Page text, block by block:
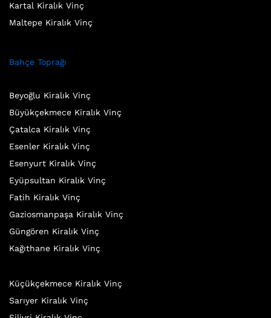
Kartal Kiralık Vinç
Maltepe Kiralık Vinç
Bahçe Toprağı
Beyoğlu Kiralık Vinç
Büyükçekmece Kiralık Vinç
Çatalca Kiralık Vinç
Esenler Kiralık Vinç
Esenyurt Kiralık Vinç
Eyüpsultan Kiralık Vinç
Fatih Kiralık Vinç
Gaziosmanpaşa Kiralık Vinç
Güngören Kiralık Vinç
Kağıthane Kiralık Vinç
Küçükçekmece Kiralık Vinç
Sarıyer Kiralık Vinç